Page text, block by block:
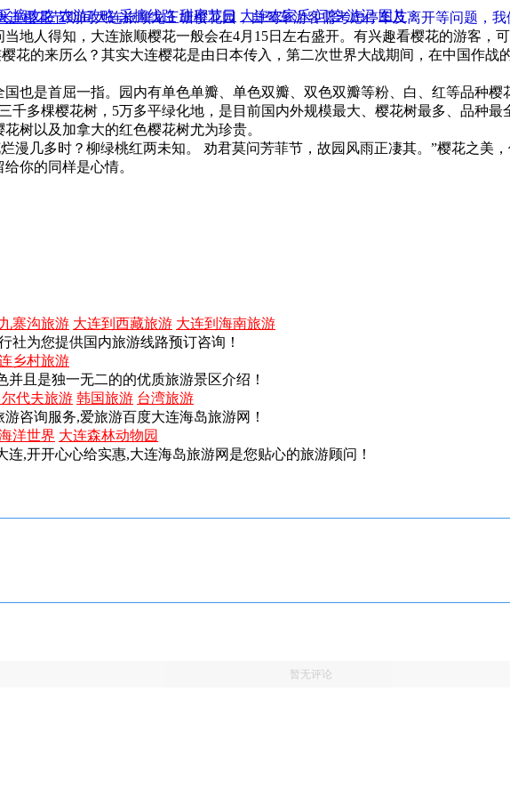
摘攻略 农游攻略 采摘线路 甜蜜节日 大连农家乐 问答 游记 图片
连樱花节期间大连旅顺龙王塘樱花园，自驾车游客需考虑停车及离开等问题，
地人得知，大连旅顺樱花一般会在4月15日左右盛开。有兴趣看樱花的游客，
花的来历么？其实大连樱花是由日本传入，第二次世界大战期间，在中国作
也是首屈一指。园内有单色单瓣、单色双瓣、双色双瓣等粉、白、红等品种
多棵樱花树，5万多平绿化地，是目前国内外规模最大、樱花树最多、品种最
树以及加拿大的红色樱花树尤为珍贵。
漫几多时？柳绿桃红两未知。 劝君莫问芳菲节，故园风雨正凄其。”樱花之美
你的同样是心情。
寨沟旅游 大连到西藏旅游 大连到海南旅游
社为您提供国内旅游线路预订咨询！
乡村旅游
且是独一无二的的优质旅游景区介绍！
代夫旅游 韩国旅游 台湾旅游
咨询服务,爱旅游百度大连海岛旅游网！
洋世界 大连森林动物园
,开开心心给实惠,大连海岛旅游网是您贴心的旅游顾问！
暂无评论